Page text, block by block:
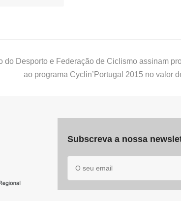
do Desporto e Federação de Ciclismo assinam
ao programa Cyclin’Portugal 2015 no valor
Subscreva a nossa